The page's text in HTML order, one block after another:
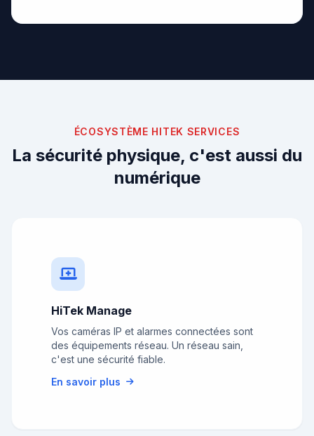
ÉCOSYSTÈME HITEK SERVICES
La sécurité physique, c'est aussi du
numérique
HiTek Manage
Vos caméras IP et alarmes connectées sont
des équipements réseau. Un réseau sain,
c'est une sécurité fiable.
En savoir plus